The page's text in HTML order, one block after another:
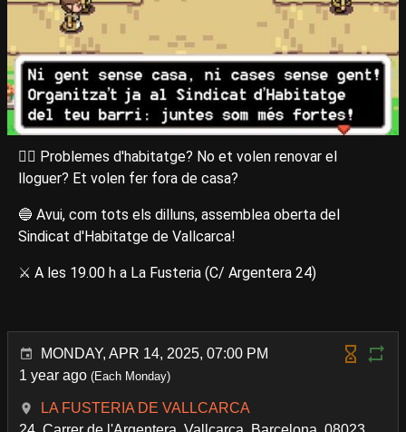
😵‍💫 Problemes d'habitatge? No et volen renovar el
lloguer? Et volen fer fora de casa?
🔵 Avui, com tots els dilluns, assemblea oberta del
Sindicat d'Habitatge de Vallcarca!
⚔️ A les 19.00 h a La Fusteria (C/ Argentera 24)
MONDAY, APR 14, 2025, 07:00 PM
1 year ago (Each Monday)
LA FUSTERIA DE VALLCARCA